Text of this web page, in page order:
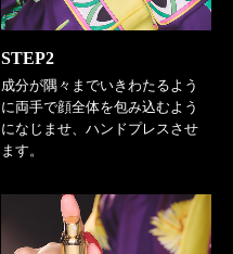
STEP2
成分が隅々までいきわたるよう
に両手で顔全体を包み込むよう
になじませ、ハンドプレスさせ
ます。